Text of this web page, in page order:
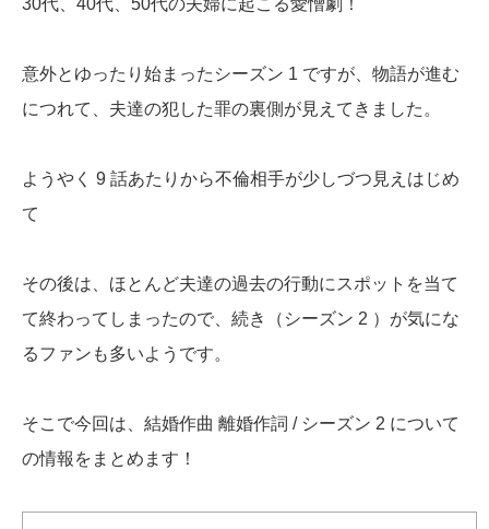
30代、40代、50代の夫婦に起こる愛憎劇！
意外とゆったり始まったシーズン 1 ですが、物語が進む
につれて、夫達の犯した罪の裏側が見えてきました。
ようやく 9 話あたりから不倫相手が少しづつ見えはじめ
て
その後は、ほとんど夫達の過去の行動にスポットを当て
て終わってしまったので、続き（シーズン 2 ）が気にな
るファンも多いようです。
そこで今回は、結婚作曲 離婚作詞 / シーズン 2 について
の情報をまとめます！